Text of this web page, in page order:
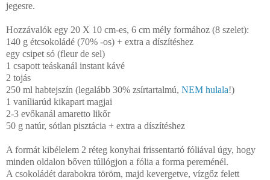
jegesre.
Hozzávalók egy 20 X 10 cm-es, 6 cm mély formához (8 szelet):
140 g étcsokoládé (70% -os) + extra a díszítéshez
egy csipet só (fleur de sel)
1 csapott teáskanál instant kávé
2 tojás
250 ml habtejszín (legalább 30% zsírtartalmú, NEM hulala!)
1 vaníliarúd kikapart magjai
2-3 evőkanál amaretto likőr
50 g natúr, sótlan pisztácia + extra a díszítéshez
A formát kibélelem 2 réteg konyhai frissentartó fóliával úgy, hogy
minden oldalon bőven túllógjon a fólia a forma pereménél.
A csokoládét darabokra töröm, majd kevergetve, vízgőz felett